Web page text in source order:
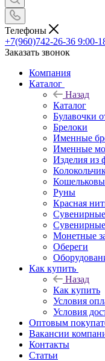
Телефоны
+7(960)742-26-36 9:00-
Заказать звонок
Компания
Каталог
Назад
Каталог
Булавочки
Брелоки
Именные
Именные
Изделия из
Руны
Красная
Монетные
Обереги
Как купить
Назад
Как купить
Условия
Условия
Оптовым
Вакансии
Контакты
Статьи